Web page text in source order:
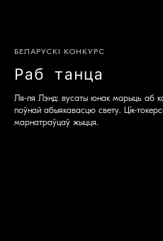
БЕЛАРУСКІ КОНКУРС
Раб танца
Ля-ля Лэнд: вусаты юнак марыць аб
поўнай абыякавасцю свету. Цік-
марнатраўцаў жыцця.